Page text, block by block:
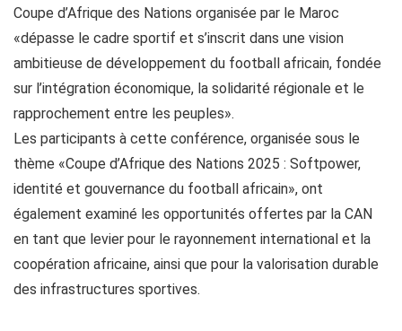
Coupe d’Afrique des Nations organisée par le Maroc
«dépasse le cadre sportif et s’inscrit dans une vision
ambitieuse de développement du football africain, fondée
sur l’intégration économique, la solidarité régionale et le
rapprochement entre les peuples».
Les participants à cette conférence, organisée sous le
thème «Coupe d’Afrique des Nations 2025 : Softpower,
identité et gouvernance du football africain», ont
également examiné les opportunités offertes par la CAN
en tant que levier pour le rayonnement international et la
coopération africaine, ainsi que pour la valorisation durable
des infrastructures sportives.